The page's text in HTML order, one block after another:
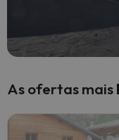
As ofertas mais